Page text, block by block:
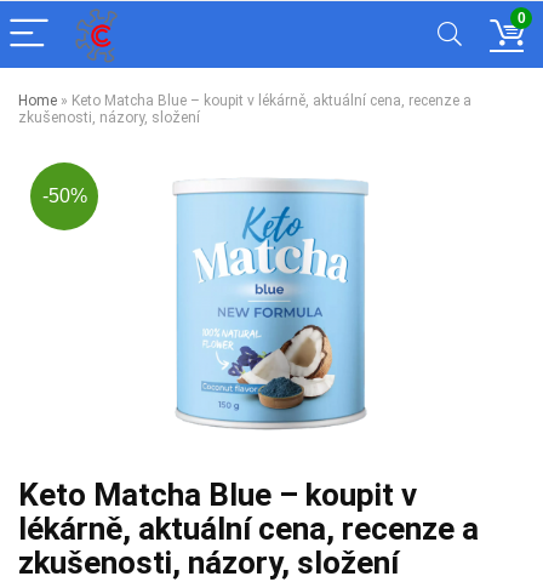
0
Home » Keto Matcha Blue – koupit v lékárně, aktuální cena, recenze a
zkušenosti, názory, složení
-50%
Keto Matcha Blue – koupit v
lékárně, aktuální cena, recenze a
zkušenosti, názory, složení